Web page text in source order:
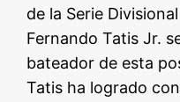
de la Serie
Fernando Tatis Jr.
bateador de esta
Tatis ha logrado